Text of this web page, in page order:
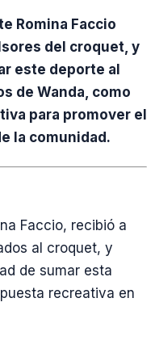
Romina Faccio
del croquet, y
este deporte al
de Wanda, como
para promover el
la comunidad.
Faccio, recibió a
al croquet, y
de sumar esta
recreativa en